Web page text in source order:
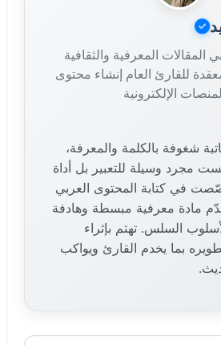
المقالات المعرفية والثقافية
للقارئ العام إنشاء محتوى
الإلكترونية
شغوفة بالكلمة والمعرفة،
مجرد وسيلة للتعبير بل أداة
في كتابة المحتوى العربي
مادة معرفية مبسطة وهادفة
السلس. تهتم بإثراء
بما يخدم القارئ ويواكب